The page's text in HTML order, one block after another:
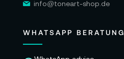
info@toneart-shop.de
WHATSAPP BERATUNG